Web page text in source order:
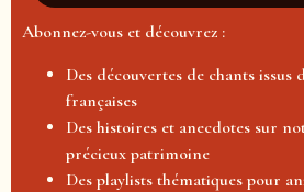
Abonnez-vous et découvrez :
Des découvertes de chants issus
françaises
Des histoires et anecdotes sur
précieux patrimoine
Des playlists thématiques pour